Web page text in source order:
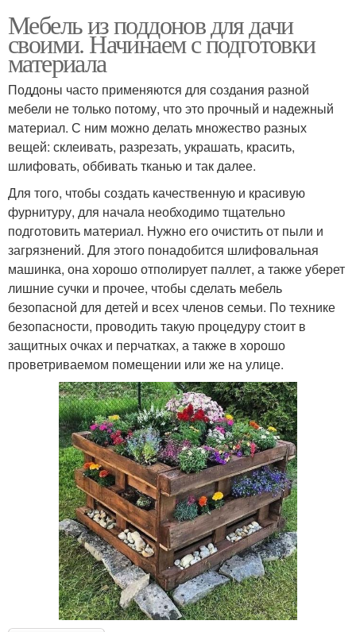
Мебель из поддонов для дачи
своими. Начинаем с подготовки
материала
Поддоны часто применяются для создания разной
мебели не только потому, что это прочный и надежный
материал. С ним можно делать множество разных
вещей: склеивать, разрезать, украшать, красить,
шлифовать, оббивать тканью и так далее.
Для того, чтобы создать качественную и красивую
фурнитуру, для начала необходимо тщательно
подготовить материал. Нужно его очистить от пыли и
загрязнений. Для этого понадобится шлифовальная
машинка, она хорошо отполирует паллет, а также уберет
лишние сучки и прочее, чтобы сделать мебель
безопасной для детей и всех членов семьи. По технике
безопасности, проводить такую процедуру стоит в
защитных очках и перчатках, а также в хорошо
проветриваемом помещении или же на улице.